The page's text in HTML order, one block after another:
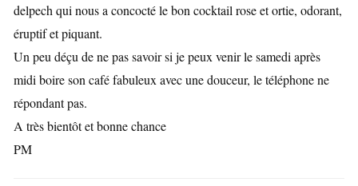
delpech qui nous a concocté le bon cocktail rose et ortie, odorant,
éruptif et piquant.
Un peu déçu de ne pas savoir si je peux venir le samedi après
midi boire son café fabuleux avec une douceur, le téléphone ne
répondant pas.
A très bientôt et bonne chance
PM